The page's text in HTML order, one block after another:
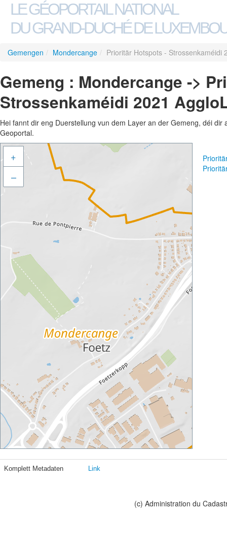
LE GÉOPORTAIL NATIONAL
DU GRAND-DUCHÉ DE
Gemengen / Mondercange / Prioritär Hotspots - Strossenkaméidi
Gemeng : Mondercange ->
Strossenkaméidi 2021
Hei fannt dir eng Duerstellung vun dem Layer an der Gemeng, déi
Geoportal.
+
–
Komplett Metadaten Link
(c) Administration du